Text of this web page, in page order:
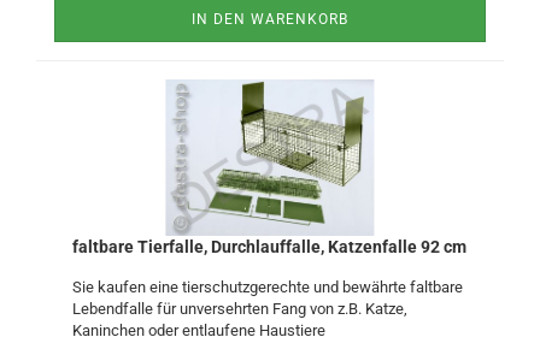
IN DEN WARENKORB
faltbare Tierfalle, Durchlauffalle, Katzenfalle 92 cm
Sie kaufen eine tierschutzgerechte und bewährte faltbare
Lebendfalle für unversehrten Fang von z.B. Katze,
Kaninchen oder entlaufene Haustiere